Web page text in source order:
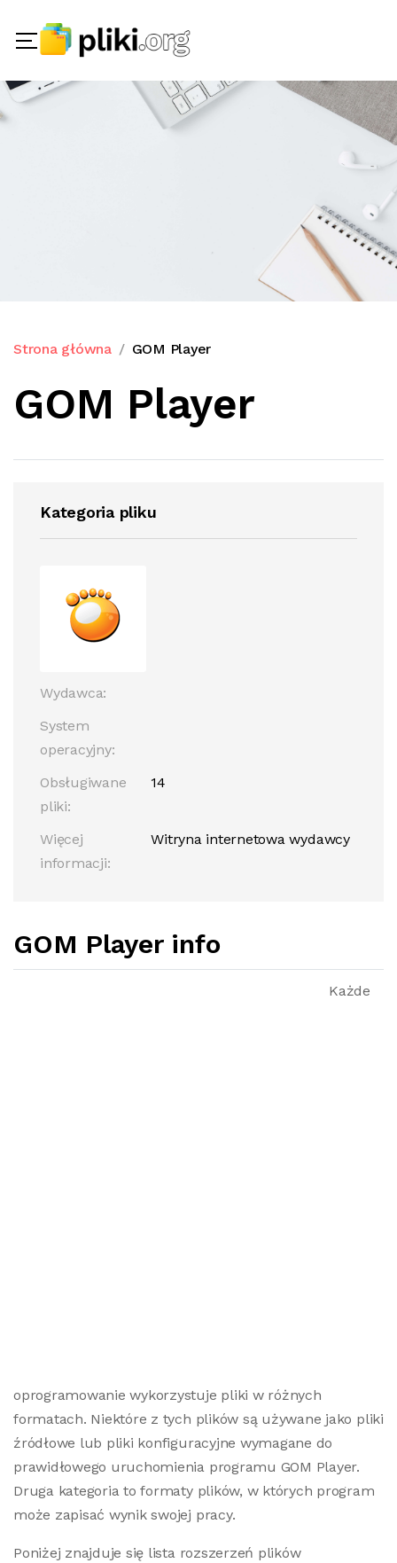
Strona główna GOM Player
GOM Player
Kategoria pliku
Wydawca:
System
operacyjny:
Obsługiwane
pliki:
14
Więcej
informacji:
Witryna internetowa wydawcy
GOM Player info
Każde
oprogramowanie wykorzystuje pliki w różnych
formatach. Niektóre z tych plików są używane jako pliki
źródłowe lub pliki konfiguracyjne wymagane do
prawidłowego uruchomienia programu GOM Player.
Druga kategoria to formaty plików, w których program
może zapisać wynik swojej pracy.
Poniżej znajduje się lista rozszerzeń plików